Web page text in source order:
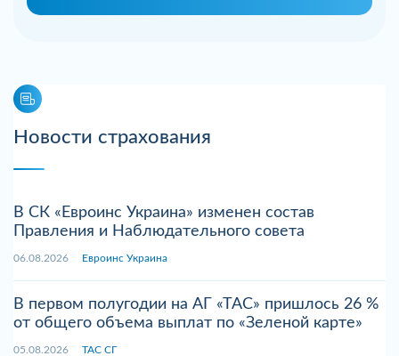
Новости страхования
В СК «Евроинс Украина» изменен состав
Правления и Наблюдательного совета
06.08.2026 Евроинс Украина
В первом полугодии на АГ «ТАС» пришлось 26 %
от общего объема выплат по «Зеленой карте»
05.08.2026 ТАС СГ